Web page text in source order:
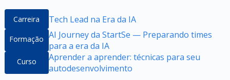
Carreira Tech Lead na Era da IA
Formação AI Journey da StartSe — Preparando times
para a era da IA
Curso
Aprender a aprender: técnicas para seu
autodesenvolvimento